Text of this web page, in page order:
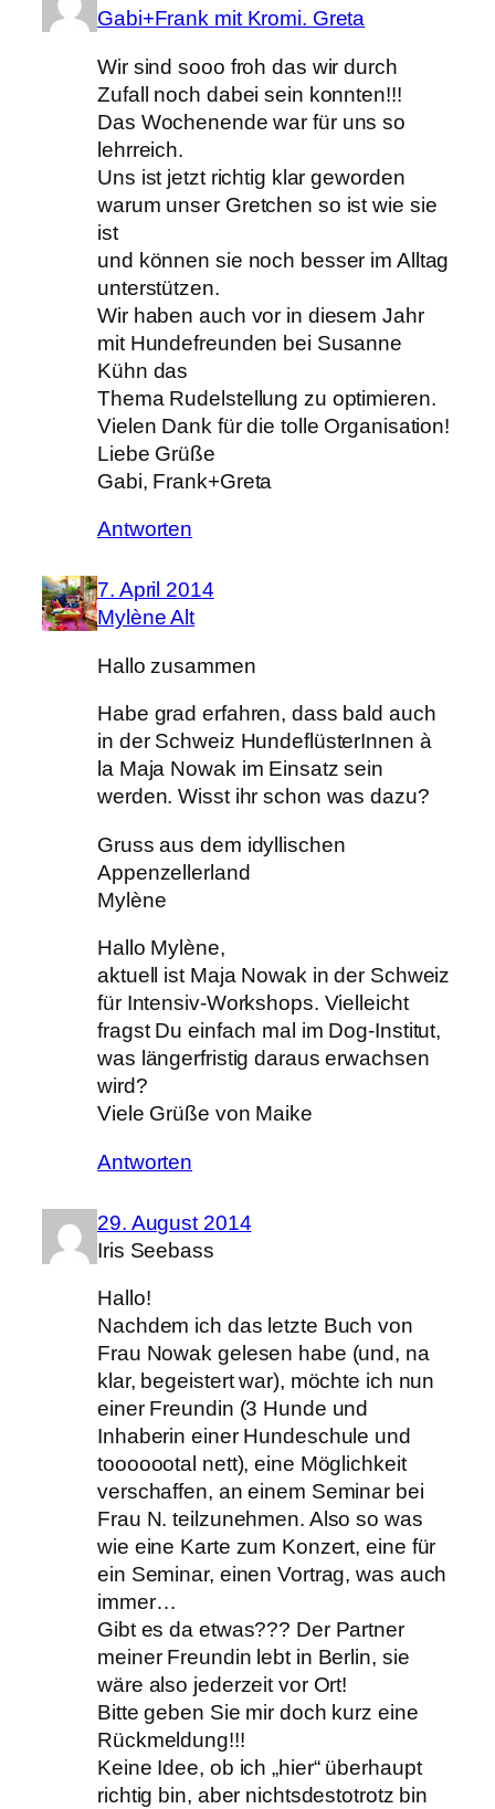
Gabi+Frank mit Kromi. Greta
Wir sind sooo froh das wir durch
Zufall noch dabei sein konnten!!!
Das Wochenende war für uns so
lehrreich.
Uns ist jetzt richtig klar geworden
warum unser Gretchen so ist wie sie
ist
und können sie noch besser im Alltag
unterstützen.
Wir haben auch vor in diesem Jahr
mit Hundefreunden bei Susanne
Kühn das
Thema Rudelstellung zu optimieren.
Vielen Dank für die tolle Organisation!
Liebe Grüße
Gabi, Frank+Greta
Antworten
7. April 2014
Mylène Alt
Hallo zusammen
Habe grad erfahren, dass bald auch
in der Schweiz HundeflüsterInnen à
la Maja Nowak im Einsatz sein
werden. Wisst ihr schon was dazu?
Gruss aus dem idyllischen
Appenzellerland
Mylène
Hallo Mylène,
aktuell ist Maja Nowak in der Schweiz
für Intensiv-Workshops. Vielleicht
fragst Du einfach mal im Dog-Institut,
was längerfristig daraus erwachsen
wird?
Viele Grüße von Maike
Antworten
29. August 2014
Iris Seebass
Hallo!
Nachdem ich das letzte Buch von
Frau Nowak gelesen habe (und, na
klar, begeistert war), möchte ich nun
einer Freundin (3 Hunde und
Inhaberin einer Hundeschule und
tooooootal nett), eine Möglichkeit
verschaffen, an einem Seminar bei
Frau N. teilzunehmen. Also so was
wie eine Karte zum Konzert, eine für
ein Seminar, einen Vortrag, was auch
immer…
Gibt es da etwas??? Der Partner
meiner Freundin lebt in Berlin, sie
wäre also jederzeit vor Ort!
Bitte geben Sie mir doch kurz eine
Rückmeldung!!!
Keine Idee, ob ich „hier“ überhaupt
richtig bin, aber nichtsdestotrotz bin